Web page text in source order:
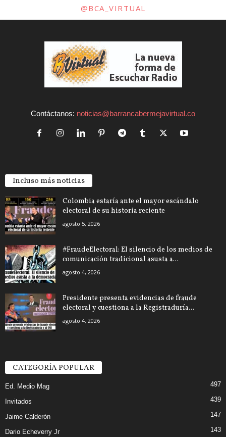
@BCA_VIRTUAL
Contáctanos: noticias@barrancabermejavirtual.co
Incluso más noticias
Colombia estaría ante el mayor escándalo
electoral de su historia reciente
agosto 5, 2026
#FraudeElectoral: El silencio de los medios de
comunicación tradicional asusta a...
agosto 4, 2026
Presidente presenta evidencias de fraude
electoral y cuestiona a la Registraduría...
agosto 4, 2026
CATEGORÍA POPULAR
Ed. Medio Mag 497
Invitados 439
Jaime Calderón 147
Dario Echeverry Jr 143